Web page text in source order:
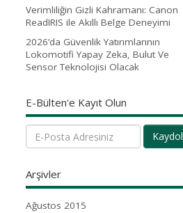
Verimliliğin Gizli Kahramanı: Canon
ReadIRIS ile Akıllı Belge Deneyimi
2026’da Güvenlik Yatırımlarının
Lokomotifi Yapay Zeka, Bulut Ve
Sensor Teknolojisi Olacak
E-Bülten'e Kayıt Olun
Kaydol
Arşivler
Ağustos 2015